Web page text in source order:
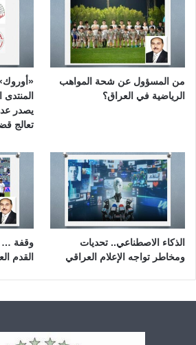
من المسؤول عن شحة المواهب
الرياضية في العراق؟
يصدر
تعالج
الذكاء الاصطناعي.. تحديات
ومخاطر تواجه الإعلام العراقي
وقفة …
القدم